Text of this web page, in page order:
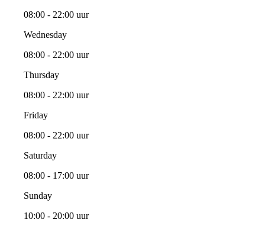
08:00 - 22:00 uur
Wednesday
08:00 - 22:00 uur
Thursday
08:00 - 22:00 uur
Friday
08:00 - 22:00 uur
Saturday
08:00 - 17:00 uur
Sunday
10:00 - 20:00 uur